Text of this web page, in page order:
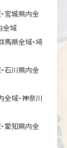
宮城県内全
全域
馬県全域・埼
石川県内全
全域・神奈川
愛知県内全